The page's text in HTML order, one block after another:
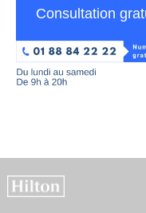
Consultation